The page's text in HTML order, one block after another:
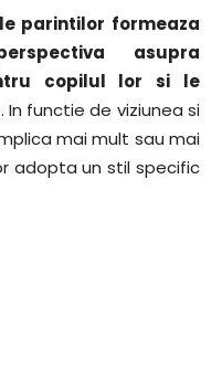
parintilor formeaza
asupra
copilul lor si le
. In functie de viziunea si
mai mult sau mai
adopta un stil specific